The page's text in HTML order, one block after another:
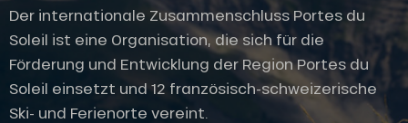
Der internationale Zusammenschluss Portes du
Soleil ist eine Organisation, die sich für die
Förderung und Entwicklung der Region Portes du
Soleil einsetzt und 12 französisch-schweizerische
Ski- und Ferienorte vereint.